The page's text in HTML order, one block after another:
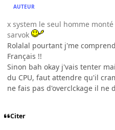
AUTEUR
x system le seul homme
sarvok
Rolalal pourtant j'me
Français !!
Sinon bah okay j'vais tenter
du CPU, faut attendre qu'il
ne fais pas d'overclckage il ne
Citer